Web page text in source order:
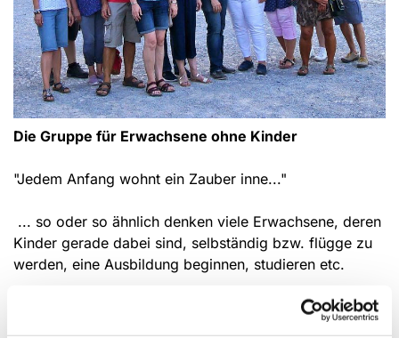
Die Gruppe für Erwachsene ohne Kinder
"Jedem Anfang wohnt ein Zauber inne..."
... so oder so ähnlich denken viele Erwachsene, deren
Kinder gerade dabei sind, selbständig bzw. flügge zu
werden, eine Ausbildung beginnen, studieren etc.
Man hat als Eltern (egal ob alleinerziehend oder
verheiratet) plötzlich wieder mehr Zeit für sich und die